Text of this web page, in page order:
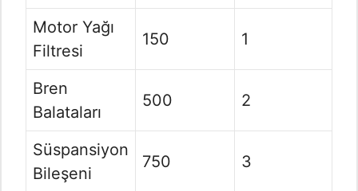
Motor Yağı
Filtresi
150 1
Bren
Balataları
500 2
Süspansiyon
Bileşeni
750 3